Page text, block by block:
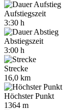
Aufstiegszeit
3:30 h
Abstiegszeit
3:00 h
Strecke
16,0 km
Höchster Punkt
1364 m